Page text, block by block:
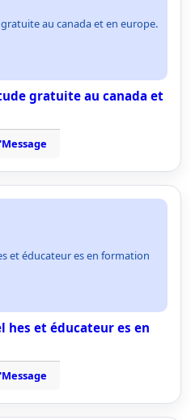
au canada et en europe.
gratuite au canada et
et éducateur es en formation
et éducateur es en